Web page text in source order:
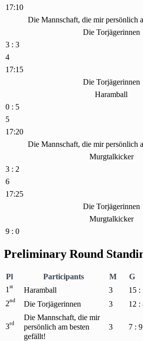
17:10
Die Mannschaft, die mir persönlich
Die Torjägerinnen
3 : 3
4
17:15
Die Torjägerinnen
Haramball
0 : 5
5
17:20
Die Mannschaft, die mir persönlich
Murgtalkicker
3 : 2
6
17:25
Die Torjägerinnen
Murgtalkicker
9 : 0
Preliminary Round
Pl Participants M G
1 st Haramball 3 15 :
2nd Die Torjägerinnen 3 12 :
3rd
Die Mannschaft, die mir
persönlich am besten
gefällt!
3 7 : 9